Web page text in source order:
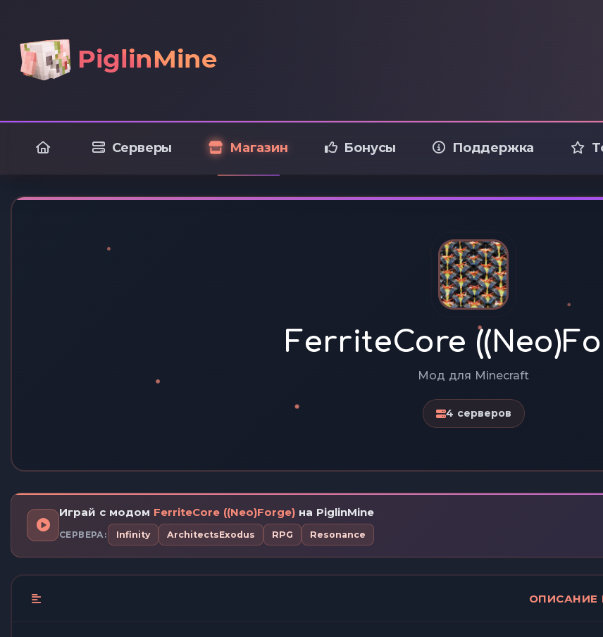
Серверы Магазин Бонусы Поддержка
FerriteCore
Мод для Minecraft
4 серверов
Играй с модом FerriteCore ((Neo)Forge) на PiglinMine
СЕРВЕРА: Infinity ArchitectsExodus RPG Resonance